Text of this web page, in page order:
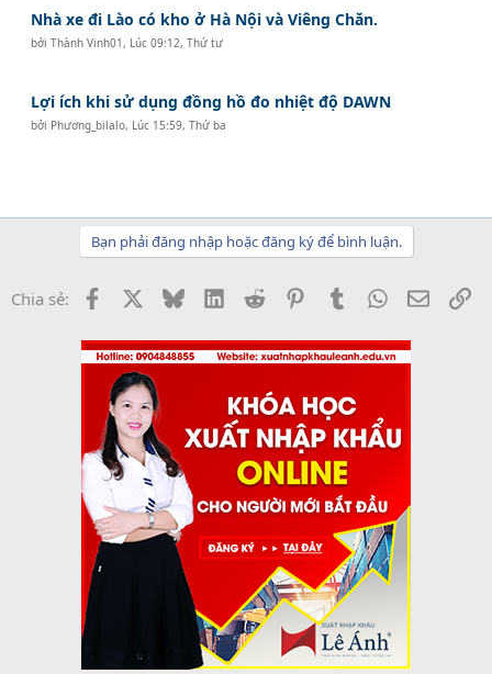
Nhà xe đi Lào có kho ở Hà Nội và Viêng Chăn.
bởiThành Vinh01 , Lúc 09:12, Thứ tư
Lợi ích khi sử dụng đồng hồ đo nhiệt độ DAWN
bởi Phương_bilalo, Lúc 15:59, Thứ ba
Bạn phải đăng nhập hoặc đăng ký để bình luận.
Chia sẻ: Facebook BlueskyLinkedInReddit PinterestTumblrWhatsApp
Email